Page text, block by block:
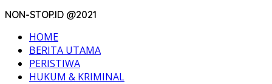
NON-STOP.ID @2021
HOME
BERITA UTAMA
PERISTIWA
HUKUM & KRIMINAL